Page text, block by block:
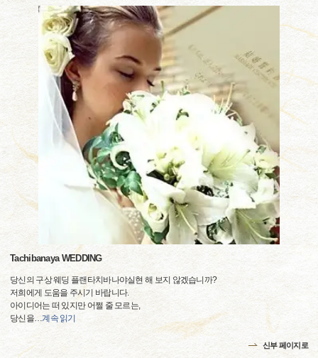
Tachibanaya WEDDING
당신의 구상 웨딩 플랜타치바나야실현 해 보지 않겠습니까?
저희에게 도움을 주시기 바랍니다.
아이디어는 떠 있지만 어쩔 줄 모르는,
당신을…계속 읽기
신부 페이지로